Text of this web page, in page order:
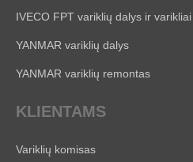
IVECO FPT variklių dalys ir varikliai
YANMAR variklių dalys
YANMAR variklių remontas
KLIENTAMS
Variklių komisas